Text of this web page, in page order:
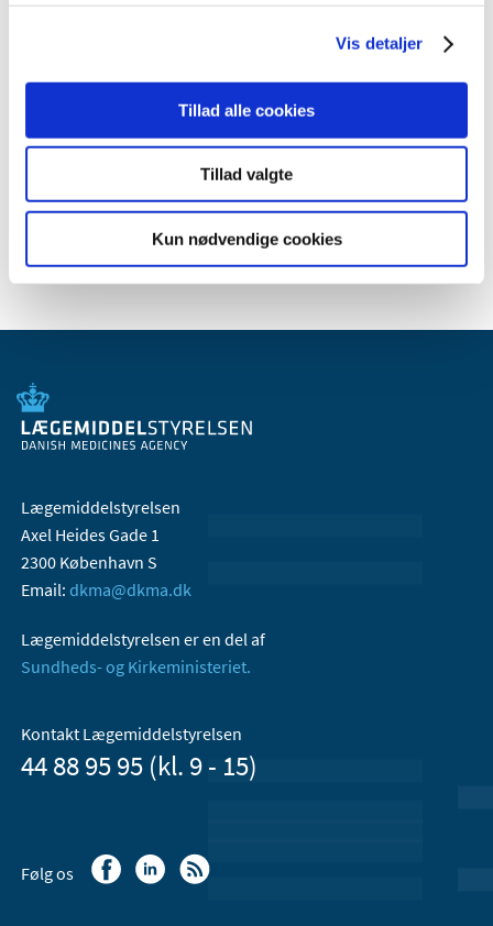
Vis detaljer
Tillad alle cookies
Tillad valgte
Kun nødvendige cookies
2010 (7)
2008 (8)
2006 (9)
Lægemiddelstyrelsen
Axel Heides Gade 1
2300 København S
Email: dkma@dkma.dk
Lægemiddelstyrelsen er en del af
Sundheds- og Kirkeministeriet.
Kontakt Lægemiddelstyrelsen
44 88 95 95 (kl. 9 - 15)
Følg os